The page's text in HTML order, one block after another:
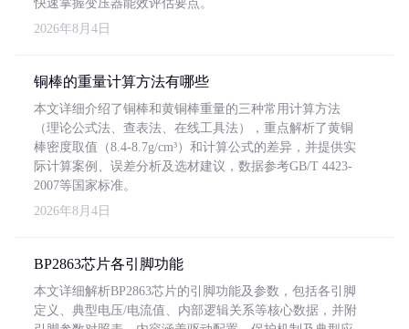
快速掌握变压器能效评估要点。
2026年8月4日
铜棒的重量计算方法有哪些
本文详细介绍了铜棒和黄铜棒重量的三种常用计算方法
（理论公式法、查表法、在线工具法），重点解析了黄铜
棒密度取值（8.4-8.7g/cm³）和计算公式的差异，并提供实
际计算案例、误差分析及选材建议，数据参考GB/T 4423-
2007等国家标准。
2026年8月4日
BP2863芯片各引脚功能
本文详细解析BP2863芯片的引脚功能及参数，包括各引脚
定义、典型电压/电流值、内部逻辑关系等核心数据，并附